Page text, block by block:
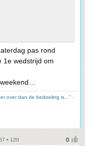
pas rond
1e wedstrijd om
over dan de bedoeling is..." -
• 120